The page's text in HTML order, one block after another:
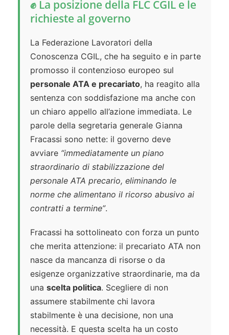
✊ La posizione della FLC CGIL e le
richieste al governo
La Federazione Lavoratori della
Conoscenza CGIL, che ha seguito e in parte
promosso il contenzioso europeo sul
personale ATA e precariato, ha reagito alla
sentenza con soddisfazione ma anche con
un chiaro appello all’azione immediata. Le
parole della segretaria generale Gianna
Fracassi sono nette: il governo deve
avviare “immediatamente un piano
straordinario di stabilizzazione del
personale ATA precario, eliminando le
norme che alimentano il ricorso abusivo ai
contratti a termine”.
Fracassi ha sottolineato con forza un punto
che merita attenzione: il precariato ATA non
nasce da mancanza di risorse o da
esigenze organizzative straordinarie, ma da
una scelta politica. Scegliere di non
assumere stabilmente chi lavora
stabilmente è una decisione, non una
necessità. E questa scelta ha un costo